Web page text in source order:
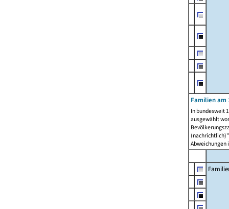
Familien am
In bundesweit
ausgewählt
Abweichungen